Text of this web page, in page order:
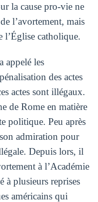
la cause pro-vie ne
l’avortement, mais
l’Église catholique.
appelé les
des actes
actes sont illégaux.
de Rome en matière
politique. Peu après
admiration pour
Depuis lors, il
à l’Académie
à plusieurs reprises
américains qui